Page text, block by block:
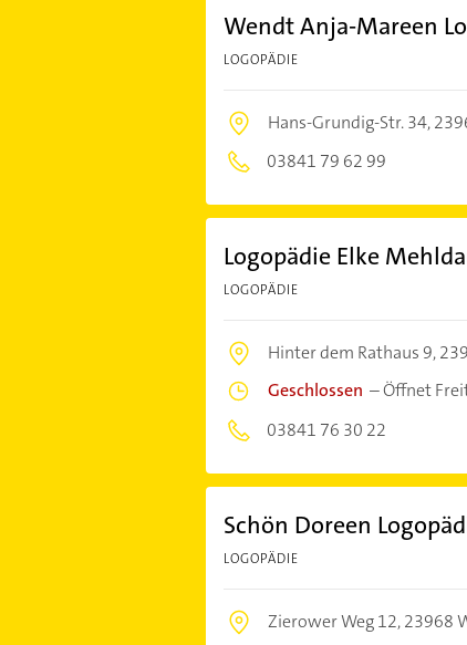
Wendt Anja-Mareen
LOGOPÄDIE
Hans-Grundig-Str. 34,
03841 79 62 99
Logopädie Elke
LOGOPÄDIE
Hinter dem Rathaus 9,
Geschlossen –Öffnet
03841 76 30 22
Schön Doreen
LOGOPÄDIE
Zierower Weg 12,23968